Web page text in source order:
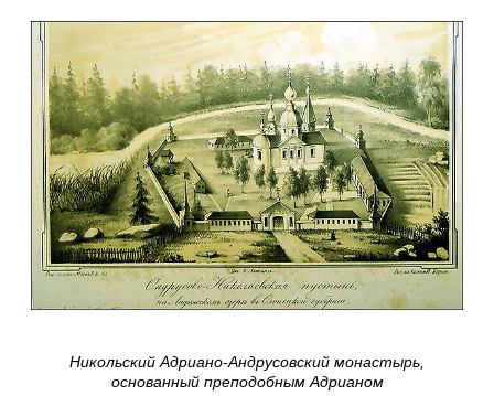
Никольский Адриано-Андрусовский монастырь,
основанный преподобным Адрианом